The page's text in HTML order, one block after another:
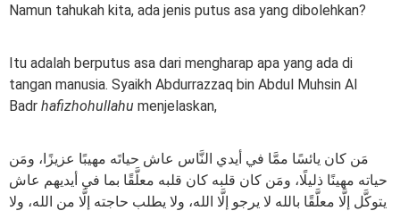
Namun tahukah kita, ada jenis putus asa yang dibolehkan?
Itu adalah berputus asa dari mengharap apa yang ada di
tangan manusia. Syaikh Abdurrazzaq bin Abdul Muhsin Al
Badr hafizhohullahu menjelaskan,
مَن كان يائسًا ممَّا في أيدي النَّاس عاش حياتَه مهيبًا عزيزًا، ومَن
كان قلبه معلَّقًا بما في أيديهم عاش ‎حياته مهينًا ذليلًا، ومَن كان قلبه
معلَّقًا بالله لا يرجو إلَّا الله، ولا يطلب حاجته إلَّا من الله، ولا ‎يتوكَّل إلَّا